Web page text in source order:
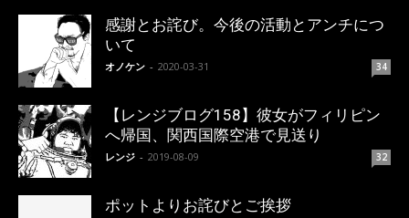
感謝とお詫び。今後の活動とアンチにつ
いて
オノケン - 2020-03-31 34
【レンジブログ158】彼女がフィリピン
へ帰国、関西国際空港で見送り
レンジ - 2019-08-09 32
ポットよりお詫びとご挨拶